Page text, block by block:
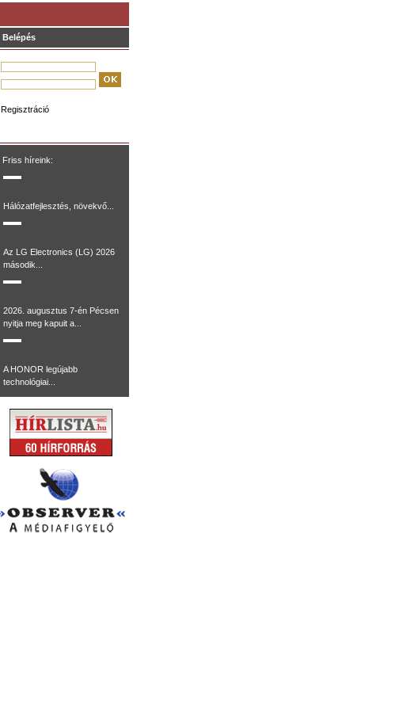
Belépés
Regisztráció
Friss híreink:
Hálózatfejlesztés, növekvő...
Az LG Electronics (LG) 2026
második...
2026. augusztus 7-én Pécsen
nyitja meg kapuit a...
A HONOR legújabb
technológiai...